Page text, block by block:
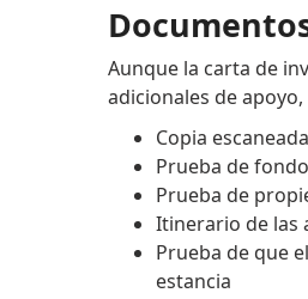
Aunque la carta de
adicionales de
Copia
Prueba de
Prueba de
Itinerario de las
Prueba de que
estancia